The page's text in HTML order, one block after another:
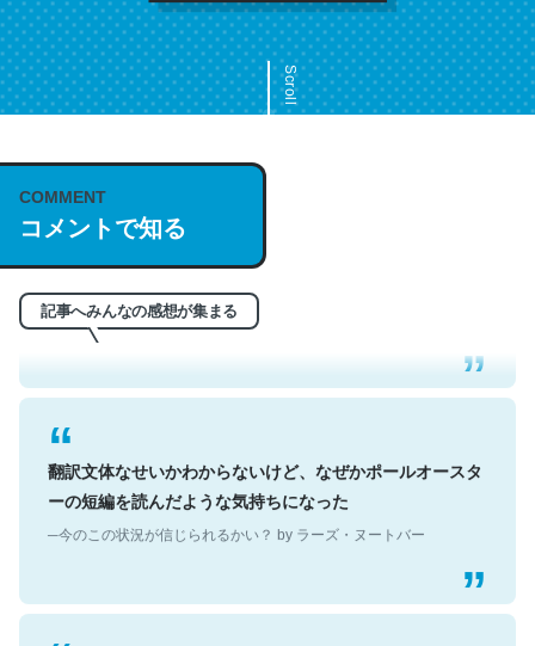
Scroll
COMMENT
コメントで知る
記事へみんなの感想が集まる
これは名文。彼はとてもクレバーなんだろうなと凄く思
う。英語少しでも読める人は原文もお勧め。自分はこの流
れ好き。Let’s Fucking Go. Then Covid hit. Shit.
─今のこの状況が信じられるかい？ by ラーズ・ヌートバー
翻訳文体なせいかわからないけど、なぜかポールオースタ
ーの短編を読んだような気持ちになった